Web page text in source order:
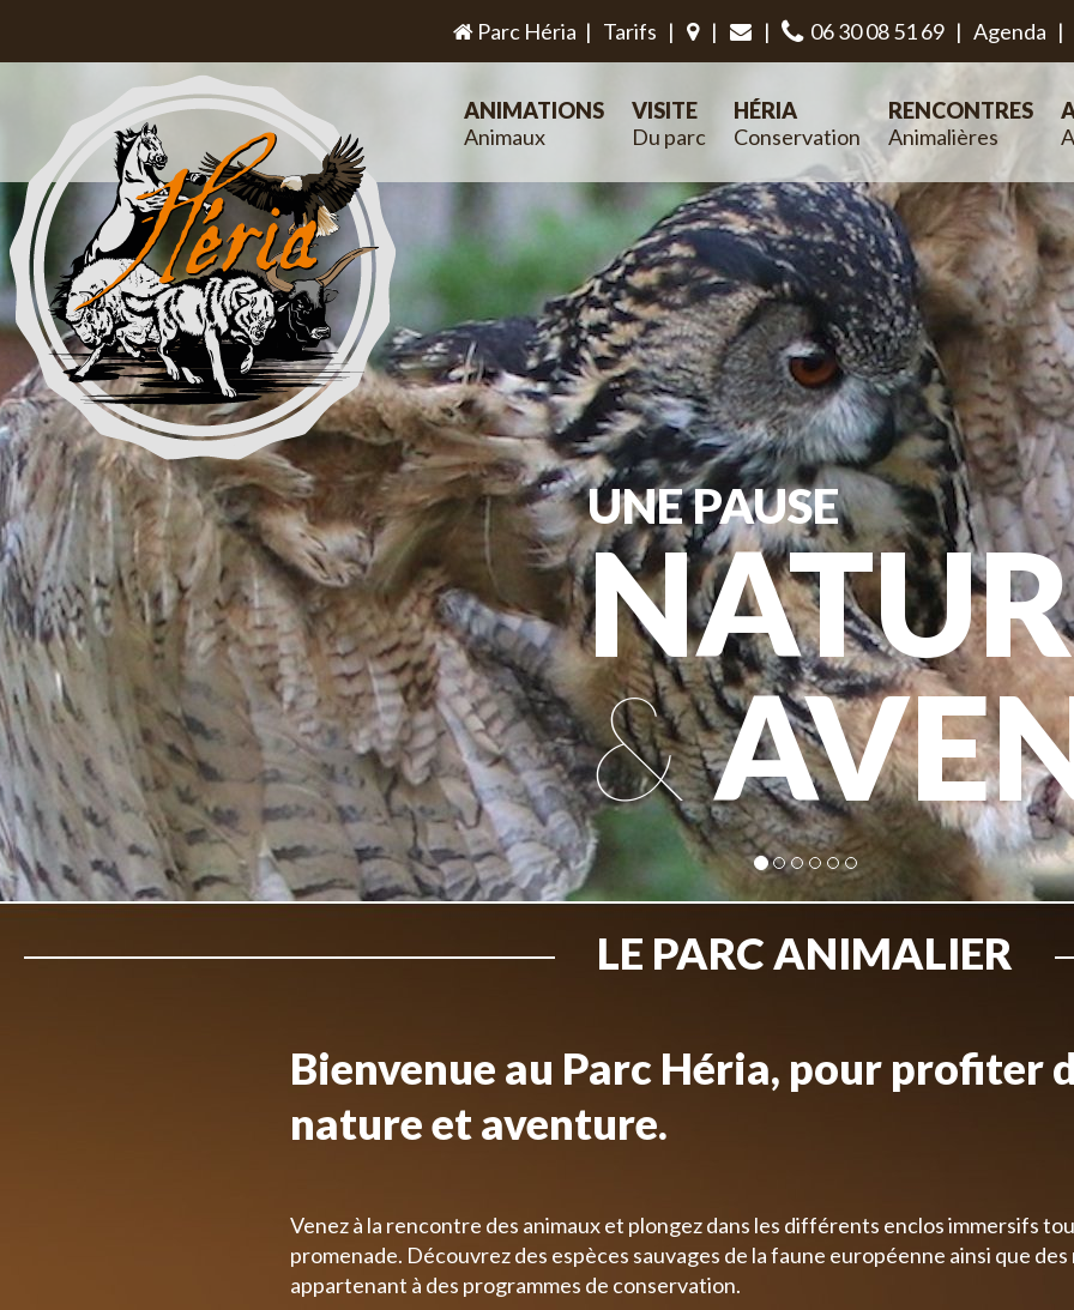
Parc Héria | Tarifs | | | 06 30 08 51 69 | Agenda |
UNE PAUSE
&
ANIMATIONS
Animaux
VISITE
Du parc
HÉRIA
Conservation
RENCONTRES
Animalières
LE PARC ANIMALIER
Bienvenue au Parc Héria, pour profiter
nature et aventure.
Venez à la rencontre des animaux et plongez dans les différents enclos immersifs
promenade. Découvrez des espèces sauvages de la faune européenne ainsi que
appartenant à des programmes de conservation.